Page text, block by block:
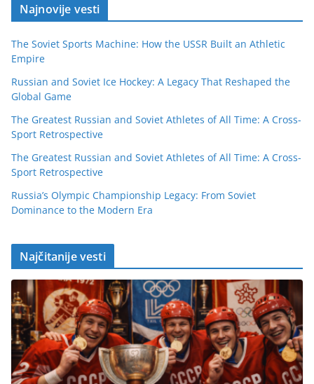
Najnovije vesti
The Soviet Sports Machine: How the USSR Built an Athletic
Empire
Russian and Soviet Ice Hockey: A Legacy That Reshaped the
Global Game
The Greatest Russian and Soviet Athletes of All Time: A Cross-
Sport Retrospective
The Greatest Russian and Soviet Athletes of All Time: A Cross-
Sport Retrospective
Russia’s Olympic Championship Legacy: From Soviet
Dominance to the Modern Era
Najčitanije vesti